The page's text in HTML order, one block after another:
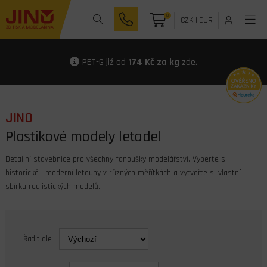
0 CZK| EUR
PET-G již od 174 Kč za kg zde.
JINO
Plastikové modely letadel
Detailní stavebnice pro všechny fanoušky modelářství. Vyberte si
historické i moderní letouny v různých měřítkách a vytvořte si vlastní
sbírku realistických modelů.
Řadit dle: